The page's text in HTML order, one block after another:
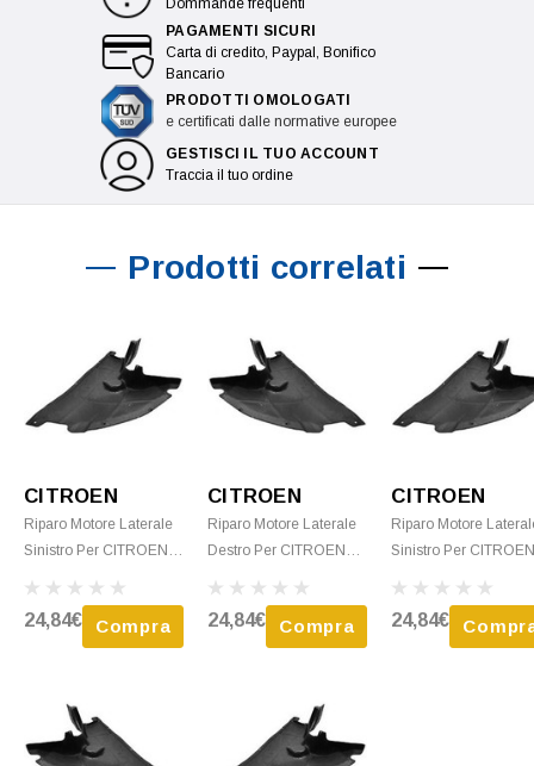
Dommande frequenti
PAGAMENTI SICURI
Carta di credito, Paypal, Bonifico
Bancario
PRODOTTI OMOLOGATI
e certificati dalle normative europee
GESTISCI IL TUO ACCOUNT
Traccia il tuo ordine
Prodotti correlati
CITROEN
Riparo Motore Laterale
Sinistro Per CITROEN
2006 Al 2014 Nuovo
24,84€ Compra
CITROEN
Riparo Motore Laterale
Destro Per CITROEN
2014 Nuovo
24,84€ Compra
CITROEN
Riparo Motore
Sinistro Per
24,84€